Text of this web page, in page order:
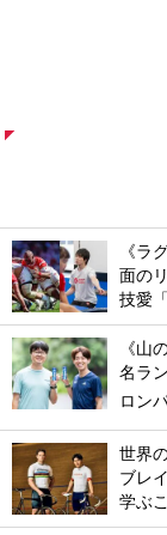
《ラ
面の
技愛
《山
名ラ
ロン
世界
ブレ
学ぶ